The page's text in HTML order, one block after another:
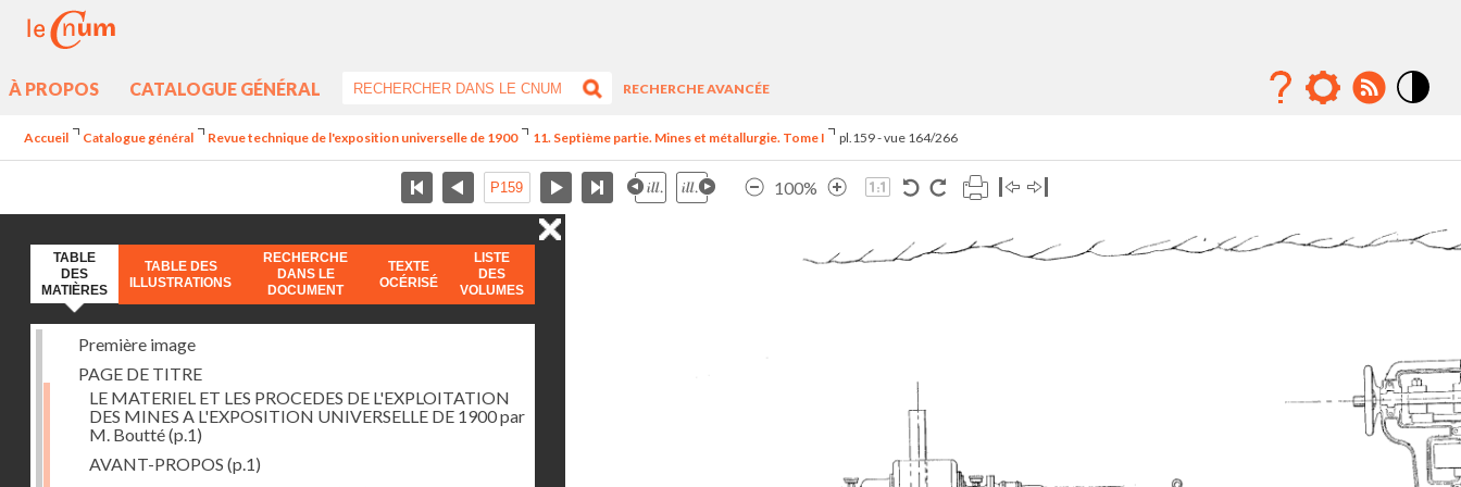
À PROPOS CATALOGUE GÉNÉRAL
RECHERCHE AVANCÉE
Accueil Catalogue général Revue technique de l'exposition universelle de 1900 11. Septième partie. Mines et métallurgie. Tome I pl.159 - vue 164/266
100%
TABLE
DES
MATIÈRES
TABLE DES
ILLUSTRATIONS
RECHERCHE
DANS LE
DOCUMENT
TEXTE
OCÉRISÉ
LISTE
DES
VOLUMES
Première image
PAGE DE TITRE
LE MATERIEL ET LES PROCEDES DE L'EXPLOITATION
DES MINES A L'EXPOSITION UNIVERSELLE DE 1900 par
M. Boutté(p.1)
AVANT-PROPOS (p.1)